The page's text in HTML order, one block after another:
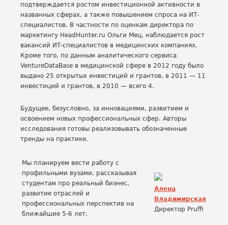
подтверждается ростом инвестиционной активности в
названных сферах, а также повышением спроса на ИТ-
специалистов. В частности по оценкам директора по
маркетингу HeadHunter.ru Ольги Мец, наблюдается рост
вакансий ИТ-специалистов в медицинских компаниях.
Кроме того, по данным аналитического сервиса
VentureDataBase в медицинской сфере в 2012 году было
выдано 25 открытых инвестиций и грантов, в 2011 — 11
инвестиций и грантов, в 2010 — всего 4.
Будущее, безусловно, за инновациями, развитием и
освоением новых профессиональных сфер. Авторы
исследования готовы реализовывать обозначенные
тренды на практике.
Мы планируем вести работу с
профильными вузами, рассказывая
студентам про реальный бизнес,
развитие отраслей и
профессиональных перспектив на
ближайшие 5-6 лет.
Алена
Владимирская
Директор Pruffi